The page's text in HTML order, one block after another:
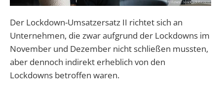
Der Lockdown-Umsatzersatz II richtet sich an
Unternehmen, die zwar aufgrund der Lockdowns im
November und Dezember nicht schließen mussten,
aber dennoch indirekt erheblich von den
Lockdowns betroffen waren.